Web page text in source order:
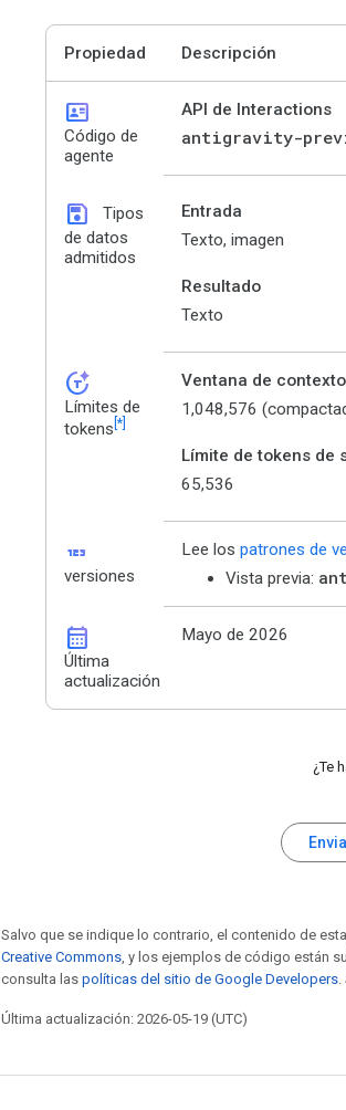
Propiedad Descripción
id_card
Código de
agente
API de Interactions
antigravity-
save
Tipos
de datos
admitidos
Entrada
Texto, imagen
Resultado
Texto
token_auto
Límites de
tokens [*]
Ventana de
1,048,576
Límite de tokens de
65,536
123
versiones
Lee los patrones de
Vista previa:
calendar_month
Última
actualización
Mayo de 2026
¿Te
Salvo que se indique lo contrario, el contenido de
Creative Commons , y los ejemplos de código están
consulta las políticas del sitio de Google Developers
Última actualización: 2026-05-19 (UTC)